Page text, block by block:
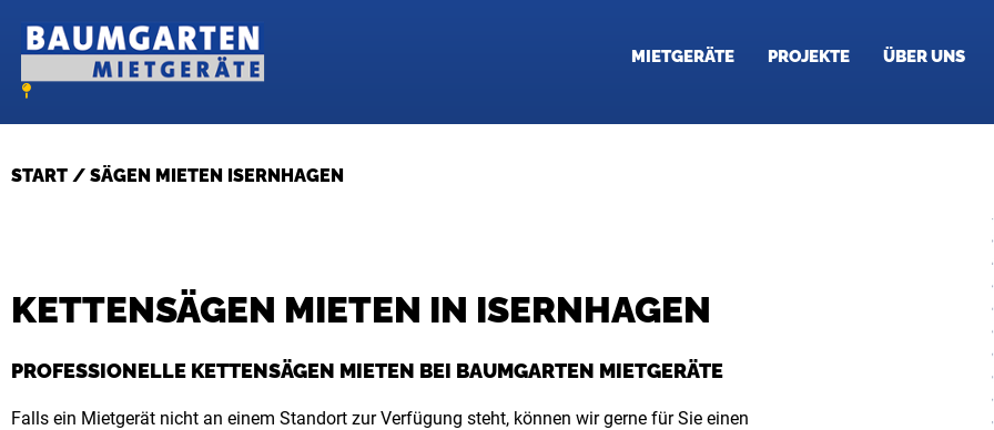
Inhalt
MIETGERÄTE PROJEKTE ÜBER UNS
START / SÄGEN MIETEN ISERNHAGEN
KETTENSÄGEN MIETEN IN ISERNHAGEN
PROFESSIONELLE KETTENSÄGEN MIETEN BEI BAUMGARTEN MIETGERÄTE
Falls ein Mietgerät nicht an einem Standort zur Verfügung steht, können wir gerne für Sie einen